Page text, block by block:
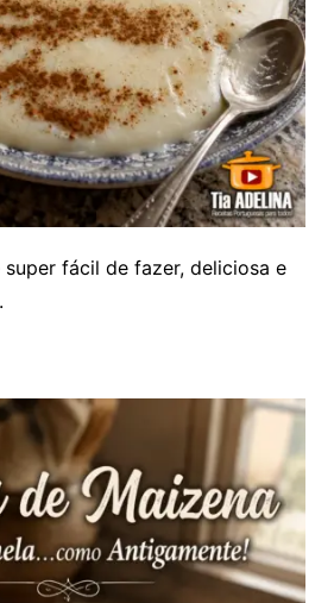
fácil de fazer, deliciosa e